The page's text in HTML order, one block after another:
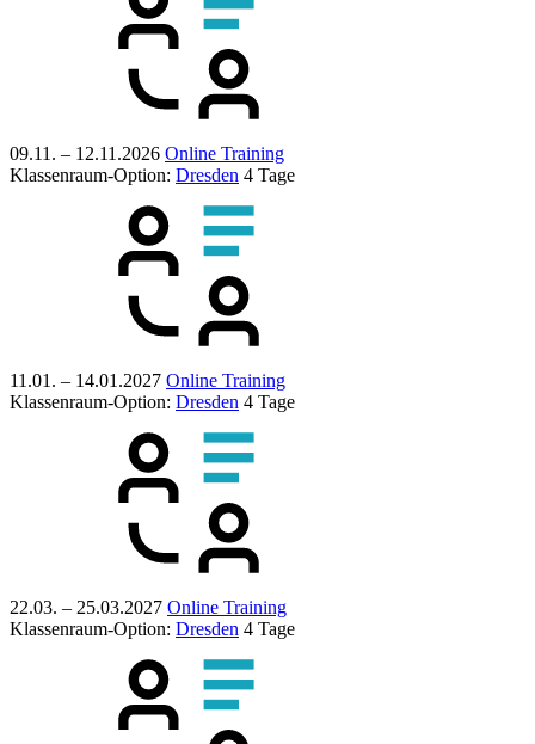
09.11. – 12.11.2026 Online Training
Klassenraum-Option: Dresden 4 Tage
11.01. – 14.01.2027 Online Training
Klassenraum-Option: Dresden 4 Tage
22.03. – 25.03.2027 Online Training
Klassenraum-Option: Dresden 4 Tage